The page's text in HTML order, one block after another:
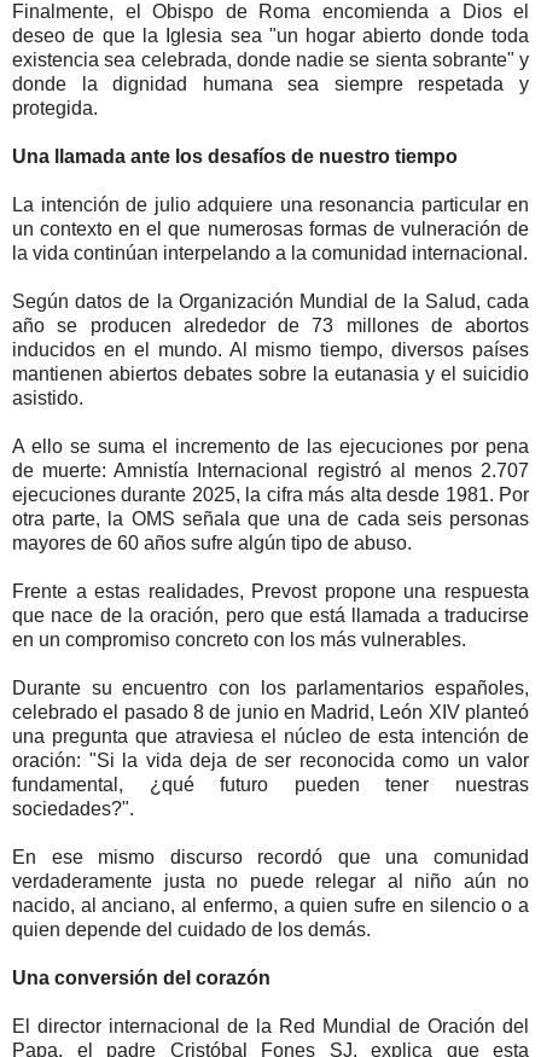
Finalmente, el Obispo de Roma encomienda a Dios el
deseo de que la Iglesia sea "un hogar abierto donde toda
existencia sea celebrada, donde nadie se sienta sobrante" y
donde la dignidad humana sea siempre respetada y
protegida.
Una llamada ante los desafíos de nuestro tiempo
La intención de julio adquiere una resonancia particular en
un contexto en el que numerosas formas de vulneración de
la vida continúan interpelando a la comunidad internacional.
Según datos de la Organización Mundial de la Salud, cada
año se producen alrededor de 73 millones de abortos
inducidos en el mundo. Al mismo tiempo, diversos países
mantienen abiertos debates sobre la eutanasia y el suicidio
asistido.
A ello se suma el incremento de las ejecuciones por pena
de muerte: Amnistía Internacional registró al menos 2.707
ejecuciones durante 2025, la cifra más alta desde 1981. Por
otra parte, la OMS señala que una de cada seis personas
mayores de 60 años sufre algún tipo de abuso.
Frente a estas realidades, Prevost propone una respuesta
que nace de la oración, pero que está llamada a traducirse
en un compromiso concreto con los más vulnerables.
Durante su encuentro con los parlamentarios españoles,
celebrado el pasado 8 de junio en Madrid, León XIV planteó
una pregunta que atraviesa el núcleo de esta intención de
oración: "Si la vida deja de ser reconocida como un valor
fundamental, ¿qué futuro pueden tener nuestras
sociedades?".
En ese mismo discurso recordó que una comunidad
verdaderamente justa no puede relegar al niño aún no
nacido, al anciano, al enfermo, a quien sufre en silencio o a
quien depende del cuidado de los demás.
Una conversión del corazón
El director internacional de la Red Mundial de Oración del
Papa, el padre Cristóbal Fones SJ, explica que esta